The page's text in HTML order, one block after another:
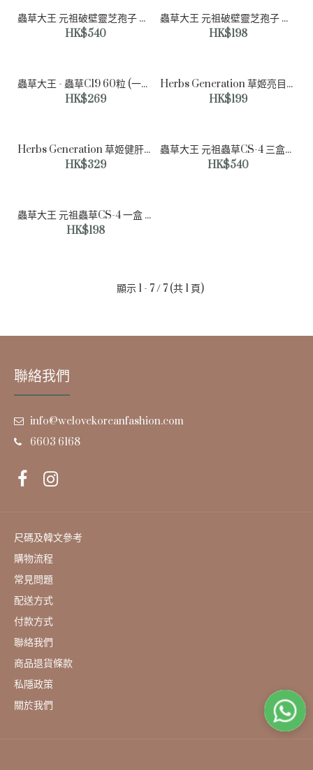
蟲草大王 元祖破壁靈芝孢子 三盒 ㅣ送價值$60試用裝1樽10
蟲草大王 元祖破壁靈芝孢子 一盒 (60粒裝) ㅣ 滋補強身必備
蟲草大王 元祖破壁靈芝孢子 三盒 ㅣ送價值$60試用裝1樽10粒ㅣ滋補強身必備之選
HK$540
蟲草大王 元祖破壁靈芝孢子 一盒 (60粒裝) ㅣ 滋補強身必備之選
HK$198
蟲草大王 - 蟲草C19 60粒 (一盒) | 有效紓緩長新冠及感冒後主要症狀
HK$269
Herbs Generation 草姬亮目丸 (升級版) 一盒 (60粒裝) ㅣ大朋友小朋友都食得 ㅣ全方位護眼 ㅣ小朋友無再爆紅筋同捽眼ㅣ 到期日期:2026年4月
HK$199
Herbs Generation 草姬健肝丸 一盒(30粒裝) ㅣ3小時清肝排毒ㅣ 到期日期:2026年5月
HK$329
蟲草大王 元祖蟲草CS-4 三盒ㅣ送價值$60試用裝1樽10粒ㅣ全面提升免疫力ㅣ增強體質
HK$540
蟲草大王 元祖蟲草CS-4 一盒 (60粒裝) ㅣ 全面提升免疫力ㅣ增強體質
HK$198
顯示 1 - 7 / 7 (共 1 頁)
聯絡我們
info@welovekoreanfashion.com
6603 6168
尺碼及韓文參考
購物流程
常見問題
配送方式
付款方式
聯絡我們
商品退貨條款
私隱政策
關於我們